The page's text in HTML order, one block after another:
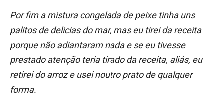
Por fim a mistura congelada de peixe tinha uns
palitos de delicias do mar, mas eu tirei da receita
porque não adiantaram nada e se eu tivesse
prestado atenção teria tirado da receita, aliás, eu
retirei do arroz e usei noutro prato de qualquer
forma.